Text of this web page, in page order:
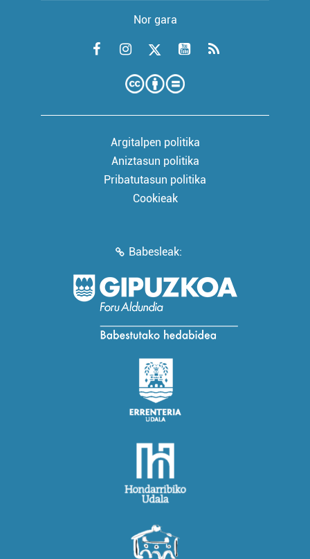
Nor gara
Argitalpen politika
Aniztasun politika
Pribatutasun politika
Cookieak
Babesleak: